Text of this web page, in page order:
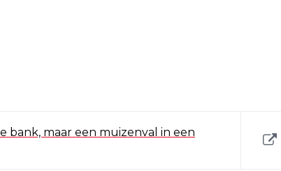
bank, maar een muizenval in een